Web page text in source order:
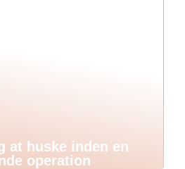
at huske inden en
operation